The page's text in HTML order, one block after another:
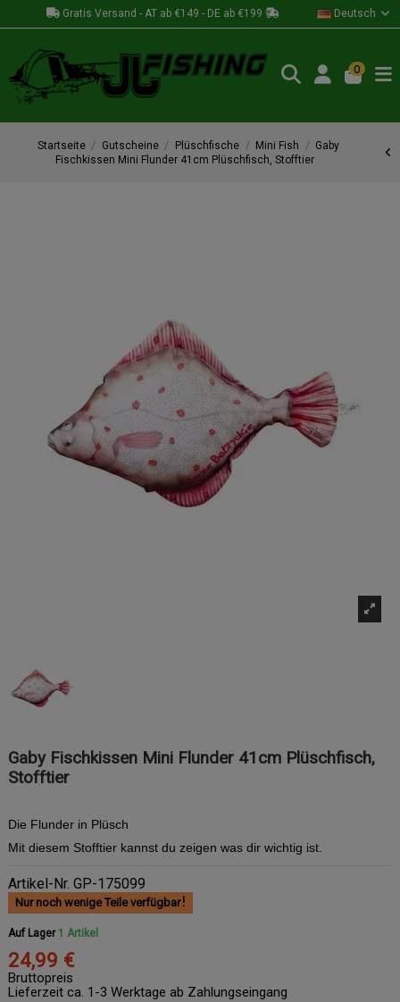
Gratis Versand - AT ab €149 - DE ab €199 Deutsch
0
Startseite Gutscheine Plüschfische Mini Fish
Gaby
Fischkissen Mini Flunder 41cm Plüschfisch, Stofftier
Gaby Fischkissen Mini Flunder 41cm Plüschfisch,
Stofftier
Die Flunder in Plüsch
Mit diesem Stofftier kannst du zeigen was dir wichtig ist.
Artikel-Nr. GP-175099
Nur noch wenige Teile verfügbar
Auf Lager 1 Artikel
24,99 €
Bruttopreis
Lieferzeit ca. 1-3 Werktage ab Zahlungseingang